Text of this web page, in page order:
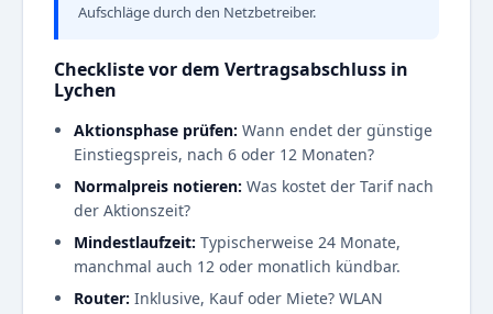
Aufschläge durch den Netzbetreiber.
Checkliste vor dem Vertragsabschluss in
Lychen
Aktionsphase prüfen: Wann endet der günstige
Einstiegspreis, nach 6 oder 12 Monaten?
Normalpreis notieren: Was kostet der Tarif nach
der Aktionszeit?
Mindestlaufzeit: Typischerweise 24 Monate,
manchmal auch 12 oder monatlich kündbar.
Router: Inklusive, Kauf oder Miete? WLAN